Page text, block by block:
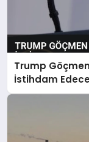
Trump
İstihdam